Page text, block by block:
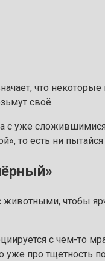
что
своё.
с уже
то есть ни пытайся
животными, чтобы
с чем-то
про тщетность